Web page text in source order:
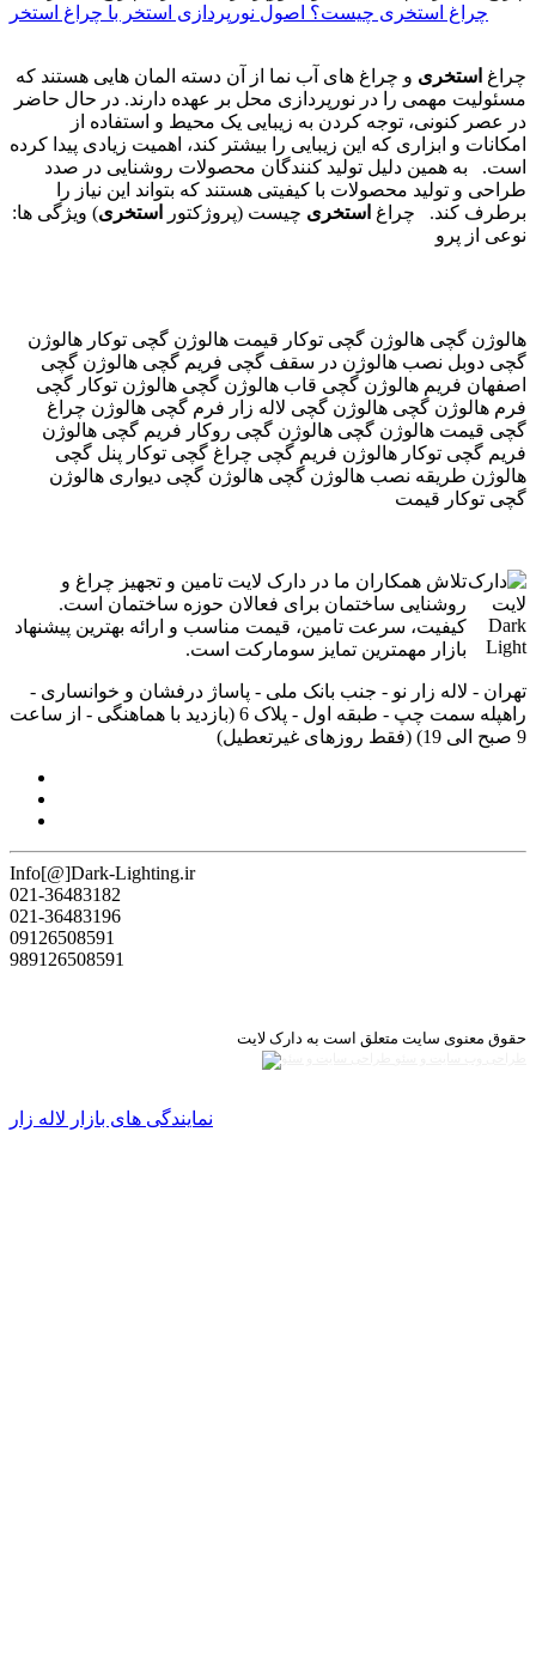
چراغ استخری چیست؟ اصول نورپردازی استخر با چراغ استخر
چراغ استخری و چراغ های آب نما از آن دسته المان هایی هستند که
مسئولیت مهمی را در نورپردازی محل بر عهده دارند. در حال حاضر
در عصر کنونی، توجه کردن به زیبایی یک محیط و استفاده از
امکانات و ابزاری که این زیبایی را بیشتر کند، اهمیت زیادی پیدا کرده
است. به همین دلیل تولید کنندگان محصولات روشنایی در صدد
طراحی و تولید محصولات با کیفیتی هستند که بتواند این نیاز را
برطرف کند. چراغ استخری چیست (پروژکتور استخری) ویژگی ها:
نوعی از پرو
هالوژن گچی هالوژن گچی توکار قیمت هالوژن گچی توکار هالوژن
گچی دوبل نصب هالوژن در سقف گچی فریم گچی هالوژن گچی
اصفهان فریم هالوژن گچی قاب هالوژن گچی هالوژن توکار گچی
فرم هالوژن گچی هالوژن گچی لاله زار فرم گچی هالوژن چراغ
گچی قیمت هالوژن گچی هالوژن گچی روکار فریم گچی هالوژن
فریم گچی توکار هالوژن فریم گچی چراغ گچی توکار پنل گچی
هالوژن طریقه نصب هالوژن گچی هالوژن گچی دیواری هالوژن
گچی توکار قیمت
تلاش همکاران ما در دارک لایت تامین و تجهیز چراغ و
روشنایی ساختمان برای فعالان حوزه ساختمان است.
کیفیت، سرعت تامین، قیمت مناسب و ارائه بهترین پیشنهاد
بازار مهمترین تمایز سومارکت است.
تهران - لاله زار نو - جنب بانک ملی - پاساژ درفشان و خوانساری -
راه‎پله سمت چپ - طبقه اول - پلاک 6 (بازدید با هماهنگی - از ساعت
9 صبح الی 19) (فقط روزهای غیرتعطیل)
Info[@]Dark-Lighting.ir
021-36483182
021-36483196
09126508591
989126508591
حقوق معنوی سایت متعلق است به دارک لایت
نمایندگی های بازار لاله زار